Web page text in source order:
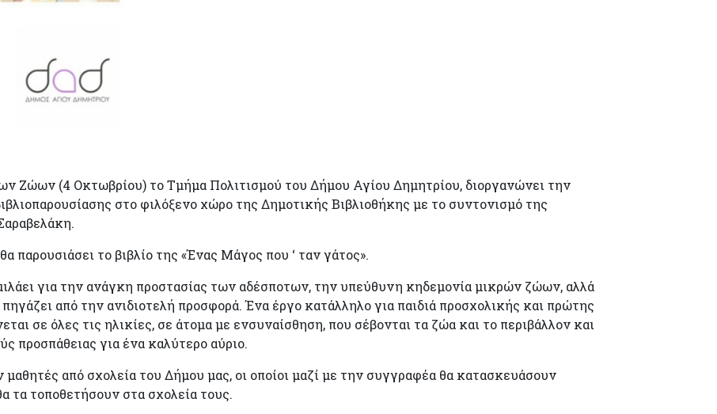
(4 Οκτωβρίου) το Τμήμα Πολιτισμού του Δήμου Αγίου Δημητρίου, διοργανώνει την
στο φιλόξενο χώρο της Δημοτικής Βιβλιοθήκης με το συντονισμό της
το βιβλίο της «Ένας Μάγος που ‘ ταν γάτος».
για την ανάγκη προστασίας των αδέσποτων, την υπεύθυνη κηδεμονία μικρών ζώων, αλλά
από την ανιδιοτελή προσφορά. Ένα έργο κατάλληλο για παιδιά προσχολικής και πρώτης
σε όλες τις ηλικίες, σε άτομα με ενσυναίσθηση, που σέβονται τα ζώα και το περιβάλλον και
προσπάθειας για ένα καλύτερο αύριο.
από σχολεία του Δήμου μας, οι οποίοι μαζί με την συγγραφέα θα κατασκευάσουν
τα τοποθετήσουν στα σχολεία τους.